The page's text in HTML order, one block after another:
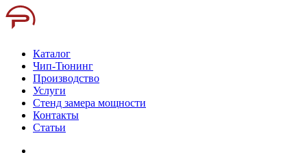
Каталог
Чип-Тюнинг
Производство
Услуги
Стенд замера мощности
Контакты
Статьи